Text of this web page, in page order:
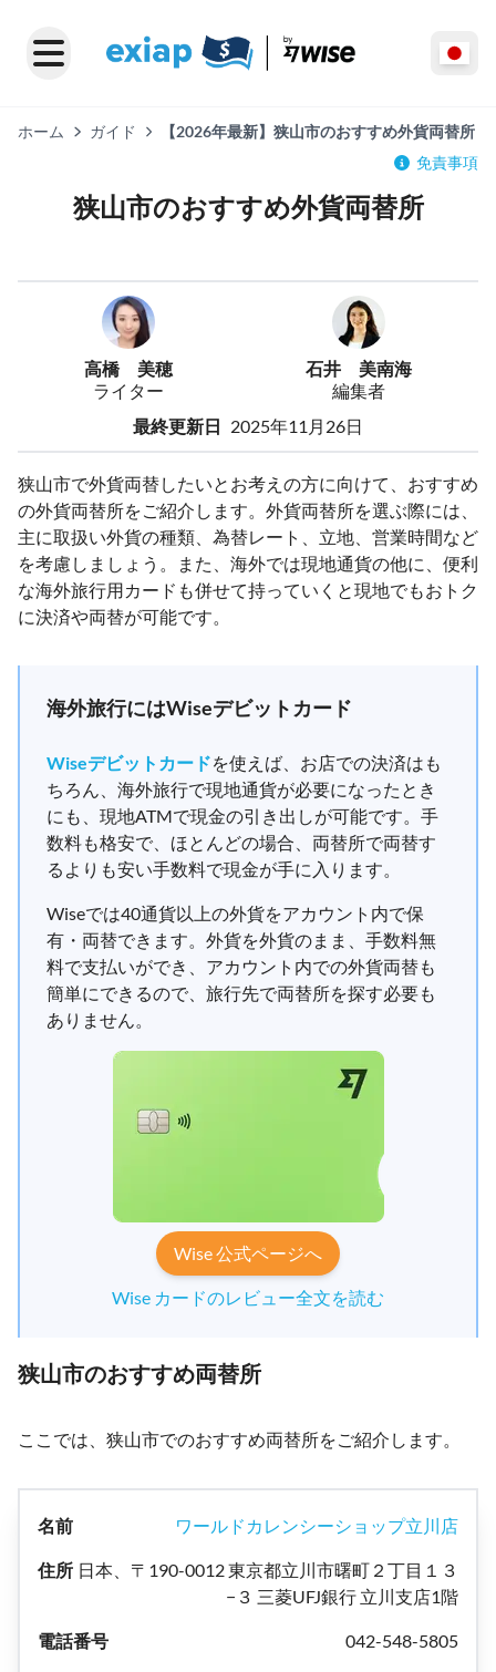
ホーム ガイド
【2026年最新】狭山市のおすすめ外貨両替所
免責事項
狭山市のおすすめ外貨両替所
高橋 美穂
ライター
石井 美南海
編集者
最終更新日 2025年11月26日
狭山市で外貨両替したいとお考えの方に向けて、おすすめ
の外貨両替所をご紹介します。外貨両替所を選ぶ際には、
主に取扱い外貨の種類、為替レート、立地、営業時間など
を考慮しましょう。また、海外では現地通貨の他に、便利
な海外旅行用カードも併せて持っていくと現地でもおトク
に決済や両替が可能です。
海外旅行にはWiseデビットカード
Wiseデビットカードを使えば、お店での決済はも
ちろん、海外旅行で現地通貨が必要になったとき
にも、現地ATMで現金の引き出しが可能です。手
数料も格安で、ほとんどの場合、両替所で両替す
るよりも安い手数料で現金が手に入ります。
Wiseでは40通貨以上の外貨をアカウント内で保
有・両替できます。外貨を外貨のまま、手数料無
料で支払いができ、アカウント内での外貨両替も
簡単にできるので、旅行先で両替所を探す必要も
ありません。
Wise 公式ページへ
Wise カードのレビュー全文を読む
狭山市のおすすめ両替所
ここでは、狭山市でのおすすめ両替所をご紹介します。
ワールドカレンシーショップ立川店
日本、〒190-0012 東京都立川市曙町２丁目１３
−３ 三菱UFJ銀行 立川支店1階
042-548-5805